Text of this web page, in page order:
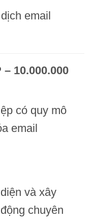
email
10.000.000
có quy mô
email
và xây
chuyên